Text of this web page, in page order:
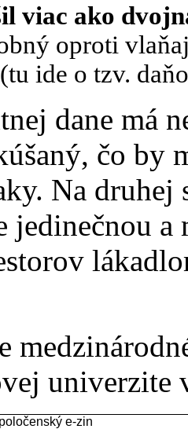
viac ako
oproti
ide o tzv.
dane má
čo by
Na druhej
jedinečnou
univerzite
e-zin